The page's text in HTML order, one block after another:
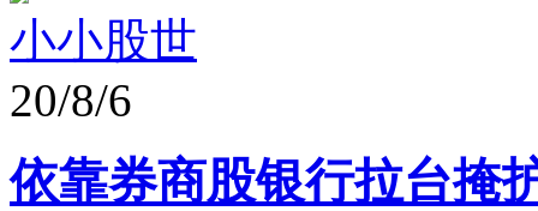
小小股世
20/8/6
依靠券商股银行拉台掩